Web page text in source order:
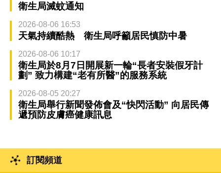
衛生局滅蚊通知
2026-08-06 16:53
天氣持續酷熱 衛生局呼籲居民慎防中暑
2026-08-06 10:17
衛生局於8月7日開展新一輪“長者安裝假牙計
劃” 致力構建“老有所醫”的服務系統
2026-08-05 20:27
衛生局舉行新聞發佈會及“快閃活動” 向居民傳
遞預防皮膚癌健康訊息
訂閱頻道